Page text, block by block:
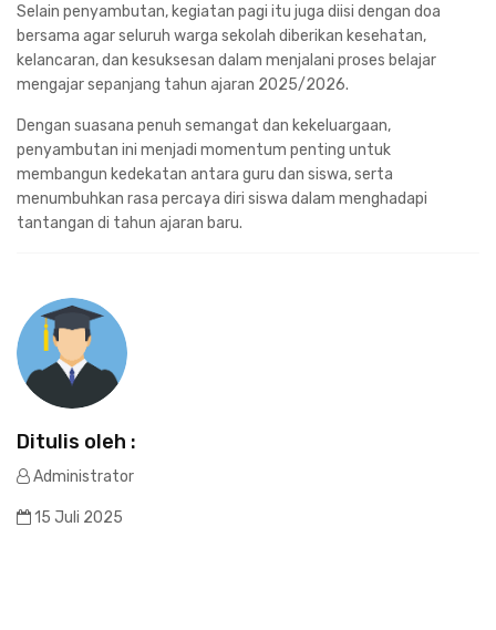
Selain penyambutan, kegiatan pagi itu juga diisi dengan doa
bersama agar seluruh warga sekolah diberikan kesehatan,
kelancaran, dan kesuksesan dalam menjalani proses belajar
mengajar sepanjang tahun ajaran 2025/2026.
Dengan suasana penuh semangat dan kekeluargaan,
penyambutan ini menjadi momentum penting untuk
membangun kedekatan antara guru dan siswa, serta
menumbuhkan rasa percaya diri siswa dalam menghadapi
tantangan di tahun ajaran baru.
Ditulis oleh :
Administrator
15 Juli 2025